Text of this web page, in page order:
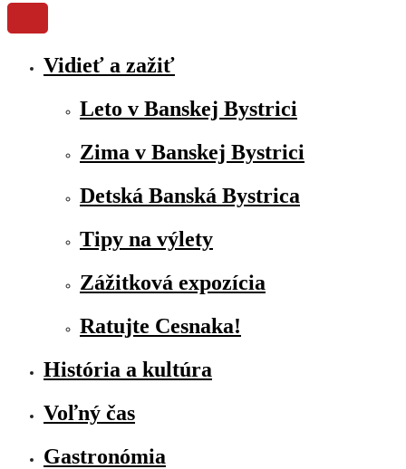
Vidieť a zažiť
Leto v Banskej Bystrici
Zima v Banskej Bystrici
Detská Banská Bystrica
Tipy na výlety
Zážitková expozícia
Ratujte Cesnaka!
História a kultúra
Voľný čas
Gastronómia